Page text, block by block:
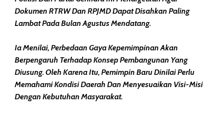
Dokumen RTRW Dan RPJMD Dapat Disahkan Paling
Lambat Pada Bulan Agustus Mendatang.
Ia Menilai, Perbedaan Gaya Kepemimpinan Akan
Berpengaruh Terhadap Konsep Pembangunan Yang
Diusung. Oleh Karena Itu, Pemimpin Baru Dinilai Perlu
Memahami Kondisi Daerah Dan Menyesuaikan Visi-Misi
Dengan Kebutuhan Masyarakat.